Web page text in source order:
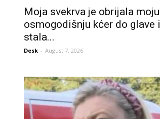
Moja svekrva je obrijala moju
osmogodišnju kćer do glave i
stala...
Desk - August 7, 2026